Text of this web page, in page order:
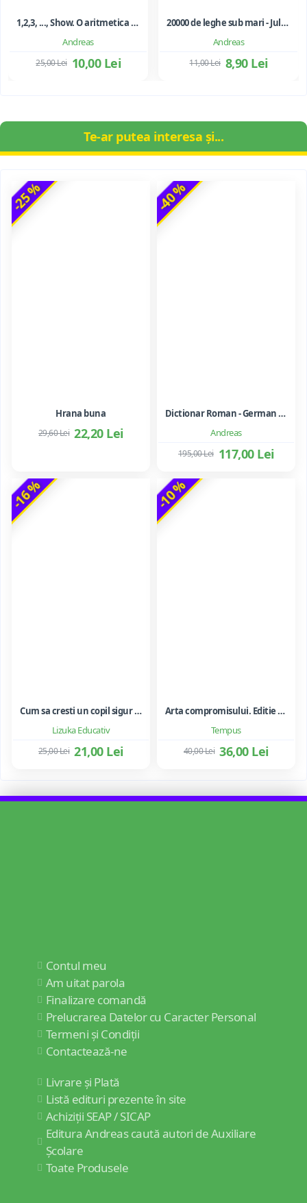
Andreas
1,2,3, ..., Show. O aritmetica emotionala, o poezie a matematicii - Ioan Dancila
10,00 Lei
25,00 Lei
Andreas
20000 de leghe sub mari - Jules Verne
8,90 Lei
11,00 Lei
Te-ar putea interesa și...
-25 %
Hrana buna
22,20 Lei
29,60 Lei
-40 %
Andreas
Dictionar Roman - German - Mihai Anutei
117,00 Lei
195,00 Lei
-16 %
Lizuka Educativ
Cum sa cresti un copil sigur de sine ... si sa-i consolidezi autostima
21,00 Lei
25,00 Lei
-10 %
Tempus
Arta compromisului. Editie ne varietur - Ileana Vulpescu
36,00 Lei
40,00 Lei
Contul meu
Am uitat parola
Finalizare comandă
Prelucrarea Datelor cu Caracter Personal
Termeni și Condiții
Contactează-ne
Livrare și Plată
Listă edituri prezente în site
Achiziții SEAP / SICAP
Editura Andreas caută autori de Auxiliare
Școlare
Toate Produsele